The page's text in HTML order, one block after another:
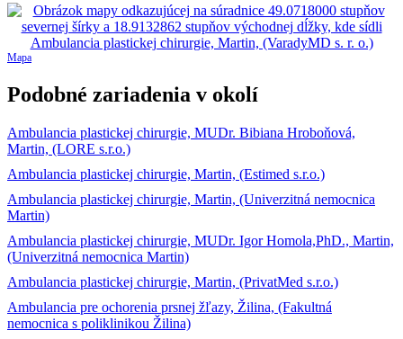
Mapa
Podobné zariadenia v okolí
Ambulancia plastickej chirurgie, MUDr. Bibiana Hroboňová,
Martin, (LORE s.r.o.)
Ambulancia plastickej chirurgie, Martin, (Estimed s.r.o.)
Ambulancia plastickej chirurgie, Martin, (Univerzitná nemocnica
Martin)
Ambulancia plastickej chirurgie, MUDr. Igor Homola,PhD., Martin,
(Univerzitná nemocnica Martin)
Ambulancia plastickej chirurgie, Martin, (PrivatMed s.r.o.)
Ambulancia pre ochorenia prsnej žľazy, Žilina, (Fakultná
nemocnica s poliklinikou Žilina)